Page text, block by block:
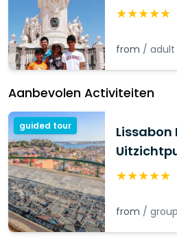
★★★★★
from /adult
Aanbevolen Activiteiten
guided tour
Lissabon
★★★★★
from /group